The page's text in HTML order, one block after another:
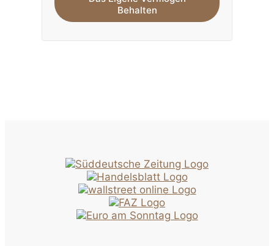
Behalten